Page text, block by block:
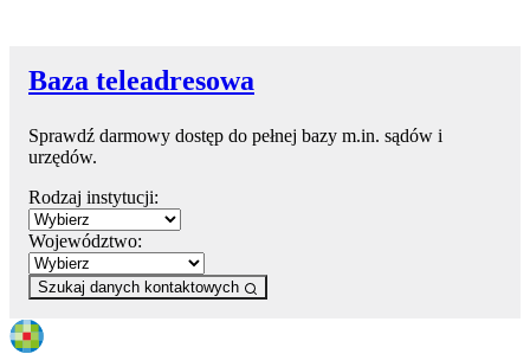
Baza teleadresowa
Sprawdź darmowy dostęp do pełnej bazy m.in. sądów i
urzędów.
Rodzaj instytucji:
Województwo:
Szukaj danych kontaktowych